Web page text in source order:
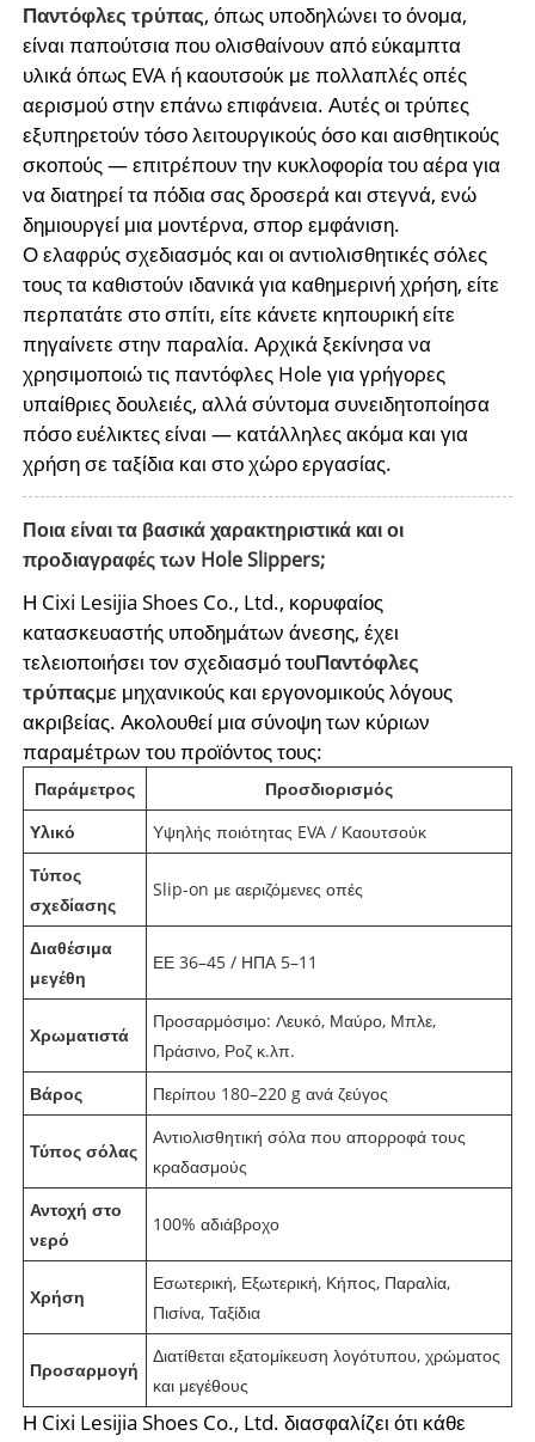
Παντόφλες τρύπας, όπως υποδηλώνει το όνομα,
είναι παπούτσια που ολισθαίνουν από εύκαμπτα
υλικά όπως EVA ή καουτσούκ με πολλαπλές οπές
αερισμού στην επάνω επιφάνεια. Αυτές οι τρύπες
εξυπηρετούν τόσο λειτουργικούς όσο και αισθητικούς
σκοπούς — επιτρέπουν την κυκλοφορία του αέρα για
να διατηρεί τα πόδια σας δροσερά και στεγνά, ενώ
δημιουργεί μια μοντέρνα, σπορ εμφάνιση.
Ο ελαφρύς σχεδιασμός και οι αντιολισθητικές σόλες
τους τα καθιστούν ιδανικά για καθημερινή χρήση, είτε
περπατάτε στο σπίτι, είτε κάνετε κηπουρική είτε
πηγαίνετε στην παραλία. Αρχικά ξεκίνησα να
χρησιμοποιώ τις παντόφλες Hole για γρήγορες
υπαίθριες δουλειές, αλλά σύντομα συνειδητοποίησα
πόσο ευέλικτες είναι — κατάλληλες ακόμα και για
χρήση σε ταξίδια και στο χώρο εργασίας.
Ποια είναι τα βασικά χαρακτηριστικά και οι
προδιαγραφές των Hole Slippers;
Η Cixi Lesijia Shoes Co., Ltd., κορυφαίος
κατασκευαστής υποδημάτων άνεσης, έχει
τελειοποιήσει τον σχεδιασμό τουΠαντόφλες
τρύπαςμε μηχανικούς και εργονομικούς λόγους
ακριβείας. Ακολουθεί μια σύνοψη των κύριων
παραμέτρων του προϊόντος τους:
Παράμετρος
Προσδιορισμός
Υλικό
Υψηλής ποιότητας EVA / Καουτσούκ
Τύπος
σχεδίασης
Slip-on με αεριζόμενες οπές
Διαθέσιμα
μεγέθη
ΕΕ 36–45 / ΗΠΑ 5–11
Χρωματιστά
Προσαρμόσιμο: Λευκό, Μαύρο, Μπλε,
Πράσινο, Ροζ κ.λπ.
Βάρος
Περίπου 180–220 g ανά ζεύγος
Τύπος σόλας
Αντιολισθητική σόλα που απορροφά τους
κραδασμούς
Αντοχή στο
νερό
100% αδιάβροχο
Χρήση
Εσωτερική, Εξωτερική, Κήπος, Παραλία,
Πισίνα, Ταξίδια
Προσαρμογή
Διατίθεται εξατομίκευση λογότυπου, χρώματος
και μεγέθους
Η Cixi Lesijia Shoes Co., Ltd. διασφαλίζει ότι κάθε